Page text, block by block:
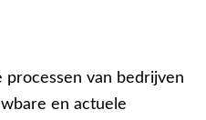
processen van bedrijven
en actuele